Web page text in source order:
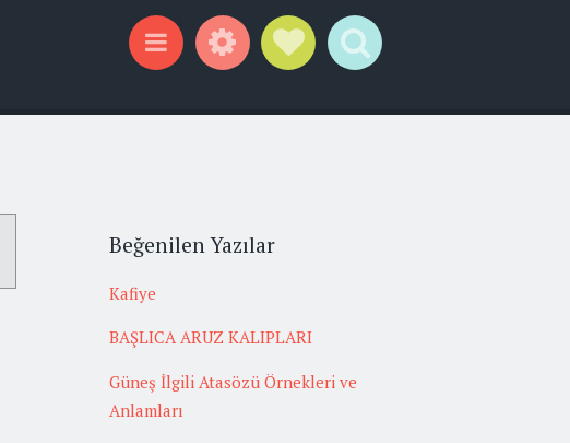
Beğenilen Yazılar
Kafiye
BAŞLICA ARUZ KALIPLARI
Güneş İlgili Atasözü Örnekleri ve
Anlamları